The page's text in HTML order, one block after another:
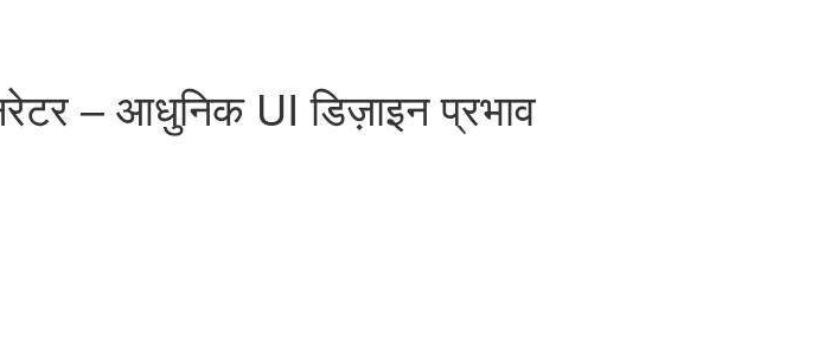
– आधुनिक UI डिज़ाइन प्रभाव